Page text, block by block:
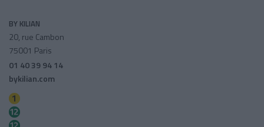
BY KILIAN
20, rue Cambon
75001 Paris
01 40 39 94 14
bykilian.com